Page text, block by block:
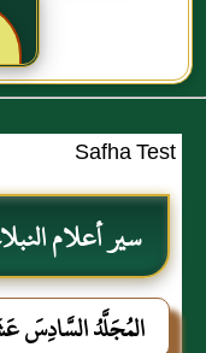
Safha Test
سير أعلام
المُجَلَّدُ السَّادِسَ